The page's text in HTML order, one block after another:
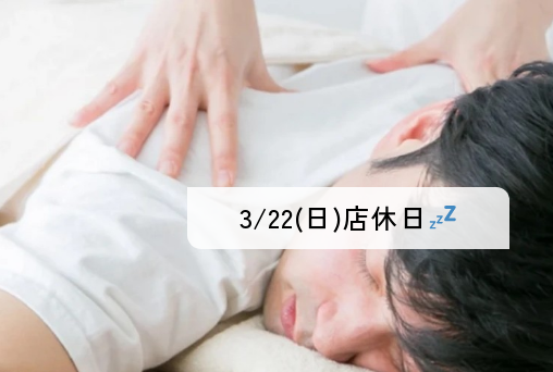
3/22(日)店休日